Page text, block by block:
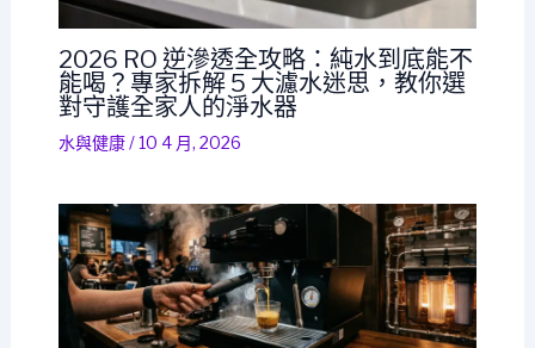
2026 RO 逆滲透全攻略：純水到底能不
能喝？專家拆解 5 大濾水迷思，教你選
對守護全家人的淨水器
水與健康/10 4 月, 2026